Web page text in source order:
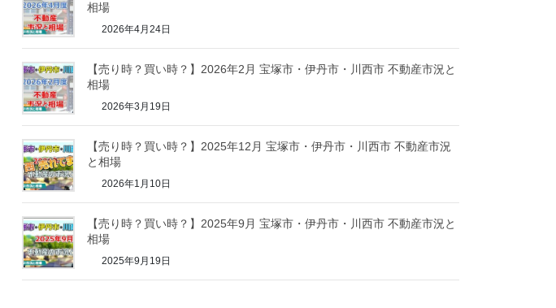
相場
2026年4月24日
【売り時？買い時？】2026年2月 宝塚市・伊丹市・川西市 不動産市況と
相場
2026年3月19日
【売り時？買い時？】2025年12月 宝塚市・伊丹市・川西市 不動産市況
と相場
2026年1月10日
【売り時？買い時？】2025年9月 宝塚市・伊丹市・川西市 不動産市況と
相場
2025年9月19日